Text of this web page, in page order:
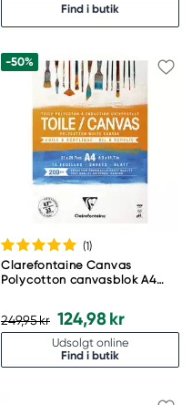
Find i butik
-50%
(1)
Clarefontaine Canvas
Polycotton canvasblok A4
249,95 kr 124,98 kr
Udsolgt online
Find i butik